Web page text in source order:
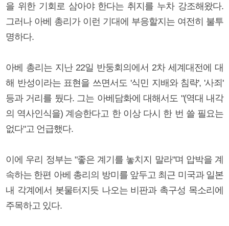
을 위한 기회로 삼아야 한다는 취지를 누차 강조해왔다.
그러나 아베 총리가 이런 기대에 부응할지는 여전히 불투
명하다.
아베 총리는 지난 22일 반둥회의에서 2차 세계대전에 대
해 반성이라는 표현을 쓰면서도 '식민 지배와 침략', '사죄'
등과 거리를 뒀다. 그는 아베담화에 대해서도 "(역대 내각
의 역사인식을) 계승한다고 한 이상 다시 한 번 쓸 필요는
없다"고 언급했다.
이에 우리 정부는 "좋은 계기를 놓치지 말라"며 압박을 계
속하는 한편 아베 총리의 방미를 앞두고 최근 미국과 일본
내 각계에서 봇물터지듯 나오는 비판과 촉구성 목소리에
주목하고 있다.